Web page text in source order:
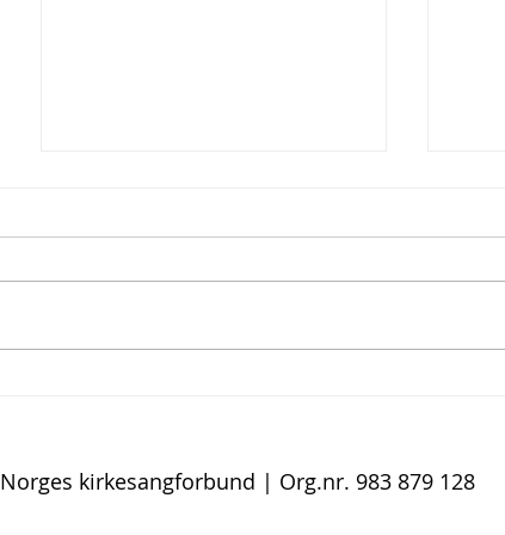
SANCTUS
Norges kirkesangforbund | Org.nr. 983 879 128